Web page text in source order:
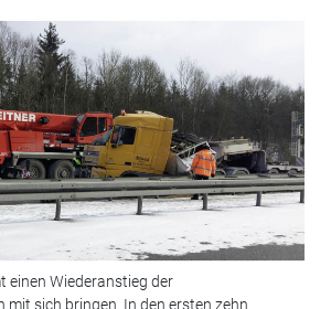
einen Wiederanstieg der
mit sich bringen. In den ersten zehn